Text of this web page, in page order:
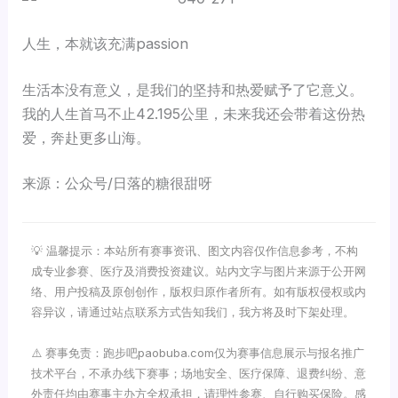
人生，本就该充满passion
生活本没有意义，是我们的坚持和热爱赋予了它意义。
我的人生首马不止42.195公里，未来我还会带着这份热
爱，奔赴更多山海。
来源：公众号/日落的糖很甜呀
💡 温馨提示：本站所有赛事资讯、图文内容仅作信息参考，不构
成专业参赛、医疗及消费投资建议。站内文字与图片来源于公开网
络、用户投稿及原创创作，版权归原作者所有。如有版权侵权或内
容异议，请通过站点联系方式告知我们，我方将及时下架处理。
⚠️ 赛事免责：跑步吧paobuba.com仅为赛事信息展示与报名推广
技术平台，不承办线下赛事；场地安全、医疗保障、退费纠纷、意
外责任均由赛事主办方全权承担，请理性参赛、自行购买保险。感